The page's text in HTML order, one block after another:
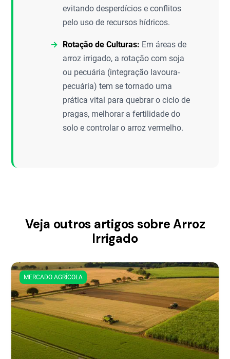
evitando desperdícios e conflitos
pelo uso de recursos hídricos.
Rotação de Culturas: Em áreas de
arroz irrigado, a rotação com soja
ou pecuária (integração lavoura-
pecuária) tem se tornado uma
prática vital para quebrar o ciclo de
pragas, melhorar a fertilidade do
solo e controlar o arroz vermelho.
Veja outros artigos sobre Arroz
Irrigado
MERCADO AGRÍCOLA